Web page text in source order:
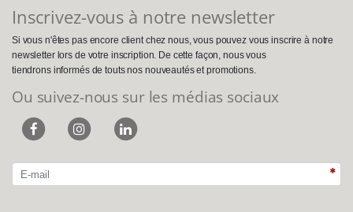
Inscrivez-vous à notre newsletter
Si vous n'êtes pas encore client chez nous, vous pouvez vous inscrire à notre
newsletter lors de votre inscription. De cette façon, nous vous
tiendrons informés de touts nos nouveautés et promotions.
Ou suivez-nous sur les médias sociaux